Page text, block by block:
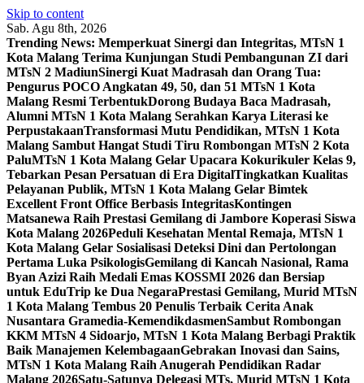
Skip to content
Sab. Agu 8th, 2026
Trending News: Memperkuat Sinergi dan Integritas, MTsN 1
Kota Malang Terima Kunjungan Studi Pembangunan ZI dari
MTsN 2 MadiunSinergi Kuat Madrasah dan Orang Tua:
Pengurus POCO Angkatan 49, 50, dan 51 MTsN 1 Kota
Malang Resmi TerbentukDorong Budaya Baca Madrasah,
Alumni MTsN 1 Kota Malang Serahkan Karya Literasi ke
PerpustakaanTransformasi Mutu Pendidikan, MTsN 1 Kota
Malang Sambut Hangat Studi Tiru Rombongan MTsN 2 Kota
PaluMTsN 1 Kota Malang Gelar Upacara Kokurikuler Kelas 9,
Tebarkan Pesan Persatuan di Era DigitalTingkatkan Kualitas
Pelayanan Publik, MTsN 1 Kota Malang Gelar Bimtek
Excellent Front Office Berbasis IntegritasKontingen
Matsanewa Raih Prestasi Gemilang di Jambore Koperasi Siswa
Kota Malang 2026Peduli Kesehatan Mental Remaja, MTsN 1
Kota Malang Gelar Sosialisasi Deteksi Dini dan Pertolongan
Pertama Luka PsikologisGemilang di Kancah Nasional, Rama
Byan Azizi Raih Medali Emas KOSSMI 2026 dan Bersiap
untuk EduTrip ke Dua NegaraPrestasi Gemilang, Murid MTsN
1 Kota Malang Tembus 20 Penulis Terbaik Cerita Anak
Nusantara Gramedia-KemendikdasmenSambut Rombongan
KKM MTsN 4 Sidoarjo, MTsN 1 Kota Malang Berbagi Praktik
Baik Manajemen KelembagaanGebrakan Inovasi dan Sains,
MTsN 1 Kota Malang Raih Anugerah Pendidikan Radar
Malang 2026Satu-Satunya Delegasi MTs, Murid MTsN 1 Kota